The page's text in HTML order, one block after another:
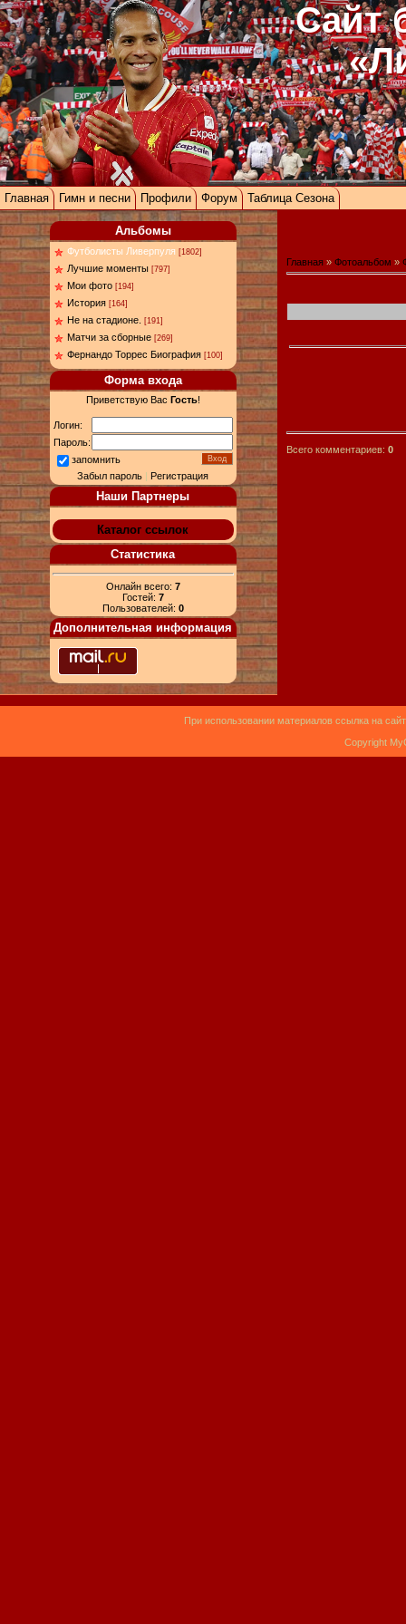
Сайт
Главная Гимн и песни Профили Форум Таблица Сезона
Альбомы
Футболисты Ливерпуля [1802]
Лучшие моменты [797]
Мои фото [194]
История [164]
Не на стадионе. [191]
Матчи за сборные [269]
Фернандо Торрес Биография [100]
Форма входа
Приветствую Вас Гость!
Логин:
Пароль:
запомнить
Забыл пароль |Регистрация
Наши Партнеры
Каталог ссылок
Статистика
Онлайн всего: 7
Гостей: 7
Пользователей: 0
Дополнительная информация
Главная » Фотоальбом »
Всего комментариев: 0
При использовании материалов ссылка на
Copyright